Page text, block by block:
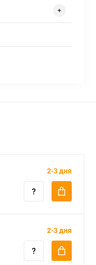
2-3 дня
2-3 дня